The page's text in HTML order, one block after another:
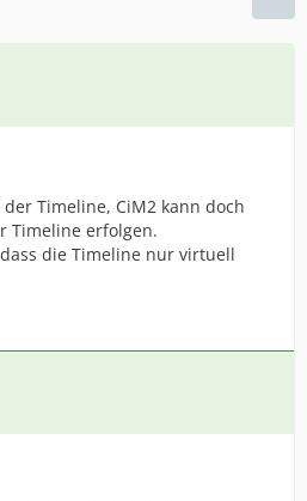
Timeline, CiM2 kann doch
Timeline erfolgen.
die Timeline nur virtuell